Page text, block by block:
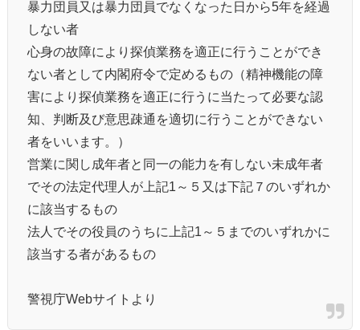
暴力団員又は暴力団員でなくなった日から5年を経過
しない者
心身の故障により探偵業務を適正に行うことができ
ない者として内閣府令で定めるもの（精神機能の障
害により探偵業務を適正に行うに当たって必要な認
知、判断及び意思疎通を適切に行うことができない
者をいいます。）
営業に関し成年者と同一の能力を有しない未成年者
でその法定代理人が上記1～５又は下記７のいずれか
に該当するもの
法人でその役員のうちに上記1～５までのいずれかに
該当する者があるもの
警視庁Webサイトより